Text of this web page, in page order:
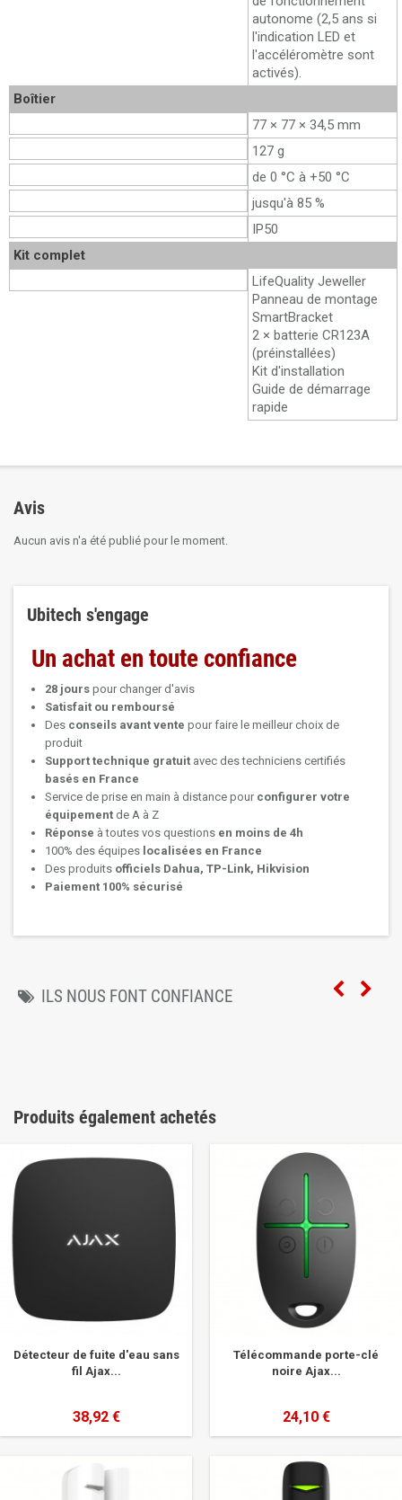
autonome (2,5 ans si
l'indication LED et
l'accéléromètre sont
activés).
Boîtier
77 × 77 × 34,5 mm
127 g
de 0 °C à +50 °C
jusqu'à 85 %
IP50
Kit complet
LifeQuality Jeweller
Panneau de montage
SmartBracket
2 × batterie CR123A
(préinstallées)
Kit d'installation
Guide de démarrage
rapide
Avis
Aucun avis n'a été publié pour le moment.
Ubitech s'engage
Un achat en toute confiance
28 jours pour changer d'avis
Satisfait ou remboursé
Des conseils avant vente pour faire le meilleur choix de
produit
Support technique gratuit avec des techniciens certifiés
basés en France
Service de prise en main à distance pour configurer votre
équipement de A à Z
Réponse à toutes vos questions en moins de 4h
100% des équipes localisées en France
Des produits officiels Dahua, TP-Link, Hikvision
Paiement 100% sécurisé
ILS NOUS FONT CONFIANCE
Produits également achetés
Détecteur de fuite d'eau sans
fil Ajax...
38,92 €
Télécommande porte-clé
noire Ajax...
24,10 €